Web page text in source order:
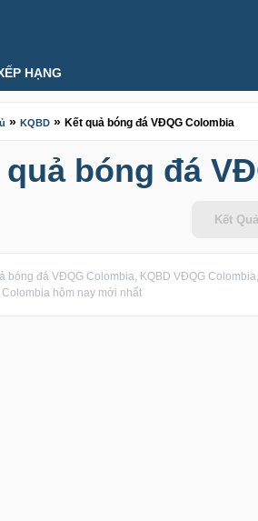
HẠNG
» KQBD » Kết quả bóng đá VĐQG Colombia
quả bóng đá
Kết Quả
bóng đá VĐQG Colombia, KQBD VĐQG
hôm nay mới nhất